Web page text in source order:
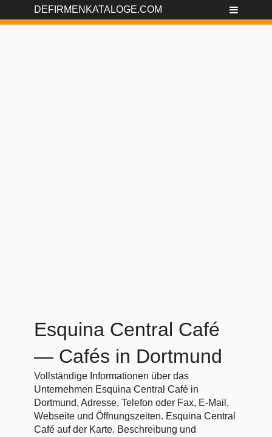
DEFIRMENKATALOGE.COM
Esquina Central Café
— Cafés in Dortmund
Vollständige Informationen über das
Unternehmen Esquina Central Café in
Dortmund, Adresse, Telefon oder Fax, E-Mail,
Webseite und Öffnungszeiten. Esquina Central
Café auf der Karte. Beschreibung und